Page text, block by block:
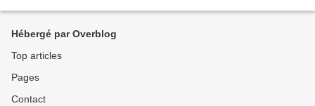
Hébergé par Overblog
Top articles
Pages
Contact